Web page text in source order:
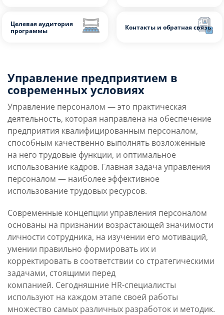
11 739
Приобретаемые навыки и
знания
Целевая аудитория
программы
Контакты и
Управление предприятием в
современных условиях
Управление персоналом — это практическая
деятельность, которая направлена на обеспечение
предприятия квалифицированным персоналом,
способным качественно выполнять возложенные
на него трудовые функции, и оптимальное
использование кадров. Главная задача управления
персоналом — наиболее эффективное
использование трудовых ресурсов.
Современные концепции управления персоналом
основаны на признании возрастающей значимости
личности сотрудника, на изучении его мотиваций,
умении правильно формировать их и
корректировать в соответствии со стратегическими
задачами, стоящими перед
компанией. Сегодняшние HR-специалисты
используют на каждом этапе своей работы
множество самых различных разработок и методик.